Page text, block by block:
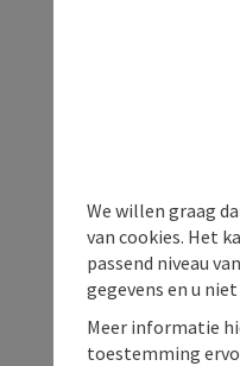
We willen graag
van cookies. Het
passend niveau
gegevens en u
Meer informatie
toestemming